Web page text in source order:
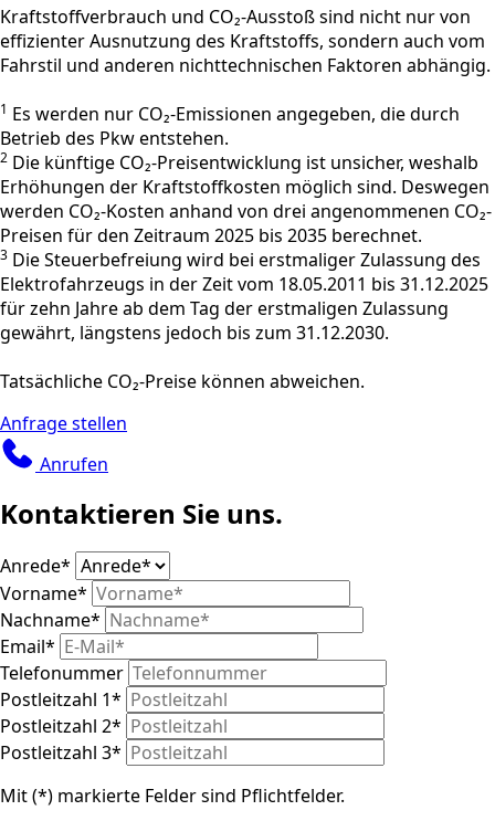
Kraftstoffverbrauch und CO₂-Ausstoß sind nicht nur von
effizienter Ausnutzung des Kraftstoffs, sondern auch vom
Fahrstil und anderen nichttechnischen Faktoren abhängig.
1 Es werden nur CO₂-Emissionen angegeben, die durch
Betrieb des Pkw entstehen.
2 Die künftige CO₂-Preisentwicklung ist unsicher, weshalb
Erhöhungen der Kraftstoffkosten möglich sind. Deswegen
werden CO₂-Kosten anhand von drei angenommenen CO₂-
Preisen für den Zeitraum 2025 bis 2035 berechnet.
3 Die Steuerbefreiung wird bei erstmaliger Zulassung des
Elektrofahrzeugs in der Zeit vom 18.05.2011 bis 31.12.2025
für zehn Jahre ab dem Tag der erstmaligen Zulassung
gewährt, längstens jedoch bis zum 31.12.2030.
Tatsächliche CO₂-Preise können abweichen.
Anfrage stellen
Anrufen
Kontaktieren Sie uns.
Anrede*
Vorname*
Nachname*
Email*
Telefonummer
Postleitzahl 1*
Postleitzahl 2*
Postleitzahl 3*
Mit (*) markierte Felder sind Pflichtfelder.